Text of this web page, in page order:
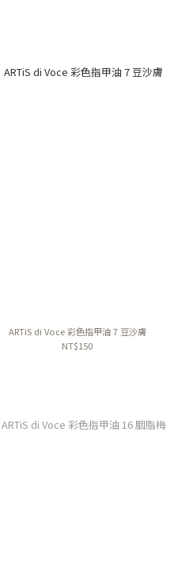
ARTiS di Voce 彩色指甲油 7 豆沙膚
NT$150